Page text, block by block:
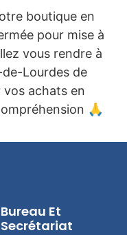
boutique en
pour mise à
vous rendre à
Lourdes de
achats en
🙏
Bureau Et
Secrétariat